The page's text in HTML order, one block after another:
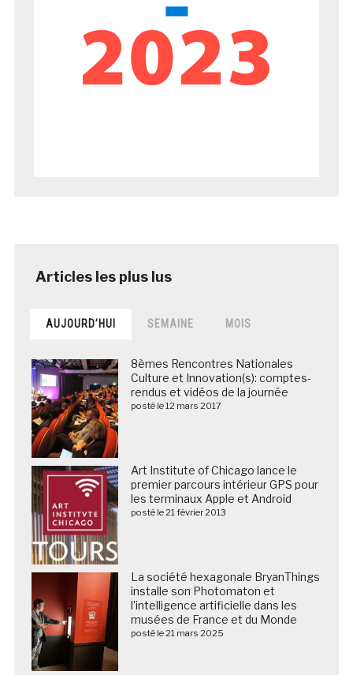
AUJOURD’HUI SEMAINE MOIS
8èmes Rencontres Nationales
Culture et Innovation(s): comptes-
rendus et vidéos de la journée
posté le 12 mars 2017
Art Institute of Chicago lance le
premier parcours intérieur GPS pour
les terminaux Apple et Android
posté le 21 février 2013
La société hexagonale BryanThings
installe son Photomaton et
l’intelligence artificielle dans les
musées de France et du Monde
posté le 21 mars 2025